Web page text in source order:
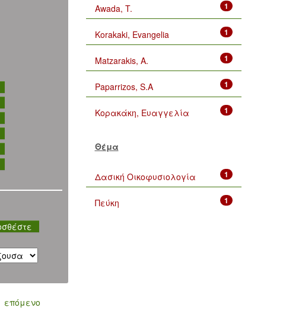
επόμενο
1
Awada, T.
1
Korakaki, Evangelia
1
Matzarakis, A.
1
Paparrizos, S.A
1
Κορακάκη, Ευαγγελία
Θέμα
1
Δασική Οικοφυσιολογία
1
Πεύκη